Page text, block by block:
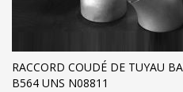
RACCORD COUDÉ DE TUYAU
B564 UNS N08811